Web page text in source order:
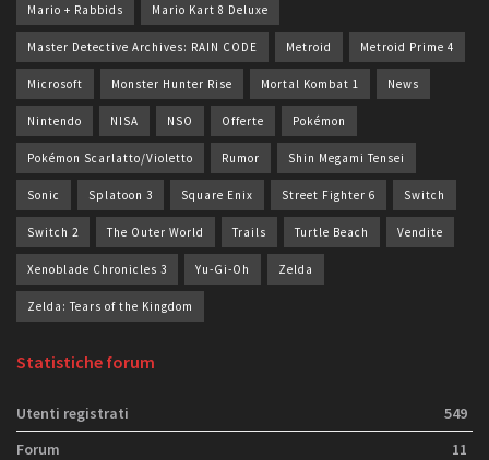
Mario + Rabbids Mario Kart 8 Deluxe
Master Detective Archives: RAIN CODE Metroid Metroid Prime 4
Microsoft Monster Hunter Rise Mortal Kombat 1 News
Nintendo NISA NSO Offerte Pokémon
Pokémon Scarlatto/Violetto Rumor Shin Megami Tensei
Sonic Splatoon 3 Square Enix Street Fighter 6 Switch
Switch 2 The Outer World Trails Turtle Beach Vendite
Xenoblade Chronicles 3 Yu-Gi-Oh Zelda
Zelda: Tears of the Kingdom
Statistiche forum
Utenti registrati
549
Forum
11